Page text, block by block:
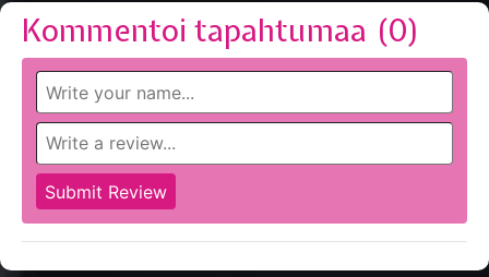
Kommentoi tapahtumaa (0)